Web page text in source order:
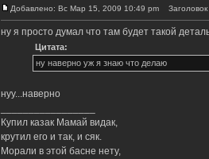
Добавлено: Вс Мар 15, 2009 10:49 pm
ну я просто думал что там будет такой
Цитата:
ну наверно уж я знаю что делаю
нуу...наверно
Купил казак Мамай видак,
крутил его и так, и сяк.
Морали в этой басне нету,